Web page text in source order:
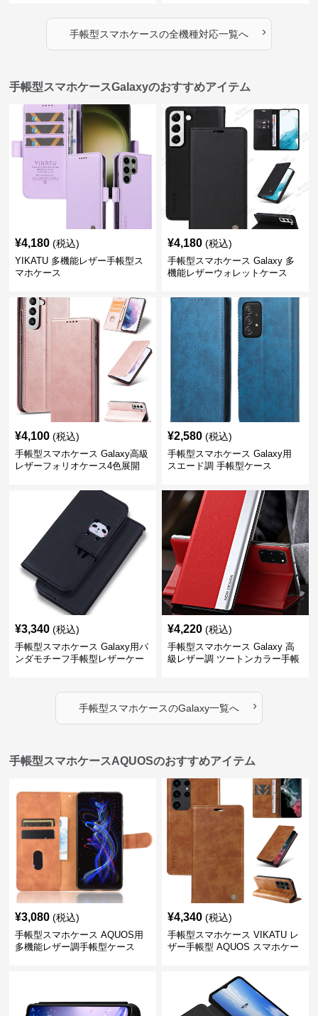
手帳型スマホケースの全機種対応一覧へ ›
手帳型スマホケースGalaxyのおすすめアイテム
¥4,180 (税込)
YIKATU 多機能レザー手帳型ス
マホケース
¥4,180 (税込)
手帳型スマホケース Galaxy 多
機能レザーウォレットケース
¥4,100 (税込)
手帳型スマホケース Galaxy高級
レザーフォリオケース4色展開
¥2,580 (税込)
手帳型スマホケース Galaxy用
スエード調 手帳型ケース
¥3,340 (税込)
手帳型スマホケース Galaxy用パ
ンダモチーフ手帳型レザーケー
¥4,220 (税込)
手帳型スマホケース Galaxy 高
級レザー調 ツートンカラー手帳
手帳型スマホケースのGalaxy一覧へ ›
手帳型スマホケースAQUOSのおすすめアイテム
¥3,080 (税込)
手帳型スマホケース AQUOS用
多機能レザー調手帳型ケース
¥4,340 (税込)
手帳型スマホケース VIKATU レ
ザー手帳型 AQUOS スマホケー